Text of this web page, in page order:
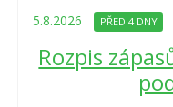
5.8.2026 PŘED 4 DNY
Rozpis